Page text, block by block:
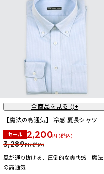
全商品を見る ()+
【魔法の高通気】 冷感 夏長シャツ
セール 2,200円 (税込)
3,289円 (税込)
風が通り抜ける、圧倒的な爽快感 魔法
の高通気